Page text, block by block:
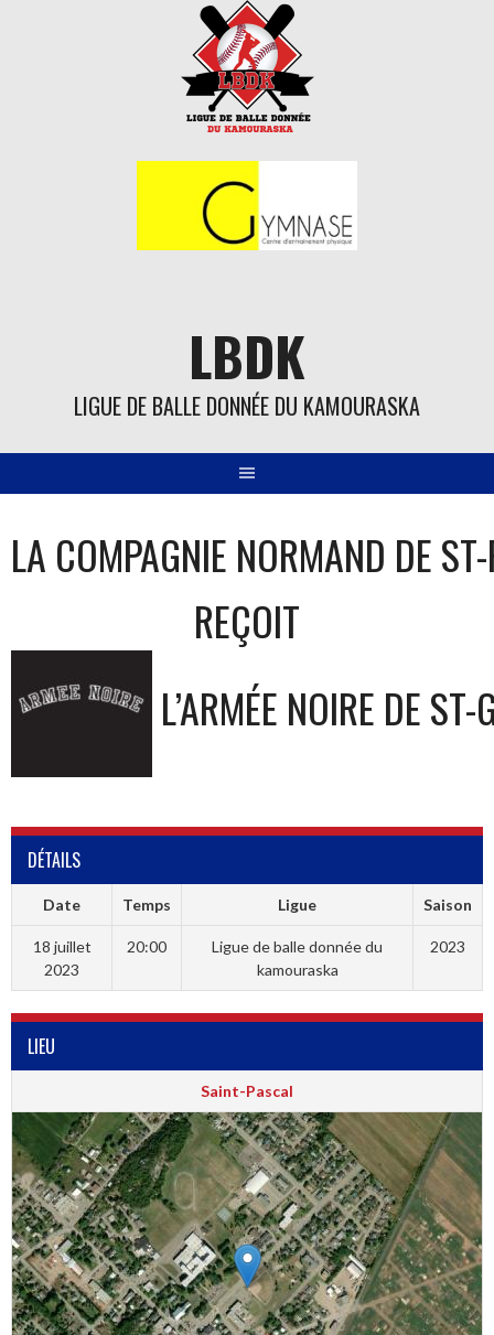
LBDK
LIGUE DE BALLE DONNÉE DU KAMOURASKA
LA COMPAGNIE NORMAND DE
REÇOIT
L’ARMÉE NOIRE DE ST-
DÉTAILS
Date Temps Ligue Saison
18 juillet
2023
20:00
Ligue de balle donnée du
kamouraska
2023
LIEU
Saint-Pascal